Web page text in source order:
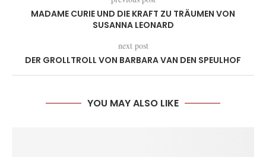
MADAME CURIE UND DIE KRAFT ZU TRÄUMEN VON
SUSANNA LEONARD
next post
DER GROLLTROLL VON BARBARA VAN DEN SPEULHOF
YOU MAY ALSO LIKE